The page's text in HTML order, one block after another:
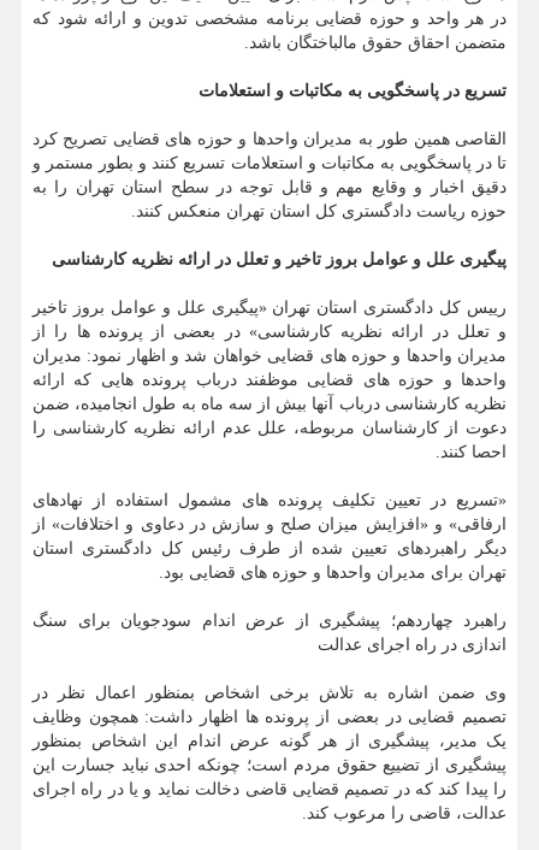
در هر واحد و حوزه قضایی برنامه مشخصی تدوین و ارائه شود که
متضمن احقاق حقوق مالباختگان باشد.
تسریع در پاسخگویی به مکاتبات و استعلامات
القاصی همین طور به مدیران واحدها و حوزه های قضایی تصریح کرد
تا در پاسخگویی به مکاتبات و استعلامات تسریع کنند و بطور مستمر و
دقیق اخبار و وقایع مهم و قابل توجه در سطح استان تهران را به
حوزه ریاست دادگستری کل استان تهران منعکس کنند.
پیگیری علل و عوامل بروز تاخیر و تعلل در ارائه نظریه کارشناسی
رییس کل دادگستری استان تهران «پیگیری علل و عوامل بروز تاخیر
و تعلل در ارائه نظریه کارشناسی» در بعضی از پرونده ها را از
مدیران واحدها و حوزه های قضایی خواهان شد و اظهار نمود: مدیران
واحدها و حوزه های قضایی موظفند درباب پرونده هایی که ارائه
نظریه کارشناسی درباب آنها بیش از سه ماه به طول انجامیده، ضمن
دعوت از کارشناسان مربوطه، علل عدم ارائه نظریه کارشناسی را
احصا کنند.
«تسریع در تعیین تکلیف پرونده های مشمول استفاده از نهادهای
ارفاقی» و «افزایش میزان صلح و سازش در دعاوی و اختلافات» از
دیگر راهبردهای تعیین شده از طرف رئیس کل دادگستری استان
تهران برای مدیران واحدها و حوزه های قضایی بود.
راهبرد چهاردهم؛ پیشگیری از عرض اندام سودجویان برای سنگ
اندازی در راه اجرای عدالت
وی ضمن اشاره به تلاش برخی اشخاص بمنظور اعمال نظر در
تصمیم قضایی در بعضی از پرونده ها اظهار داشت: همچون وظایف
یک مدیر، پیشگیری از هر گونه عرض اندام این اشخاص بمنظور
پیشگیری از تضییع حقوق مردم است؛ چونکه احدی نباید جسارت این
را پیدا کند که در تصمیم قضایی قاضی دخالت نماید و یا در راه اجرای
عدالت، قاضی را مرعوب کند.